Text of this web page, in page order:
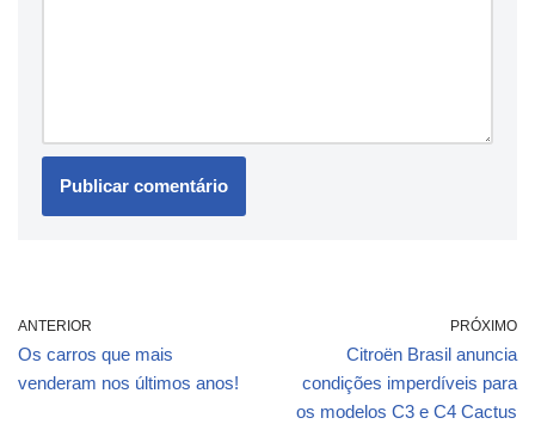
ANTERIOR
Os carros que mais
venderam nos últimos anos!
PRÓXIMO
Citroën Brasil anuncia
condições imperdíveis para
os modelos C3 e C4 Cactus